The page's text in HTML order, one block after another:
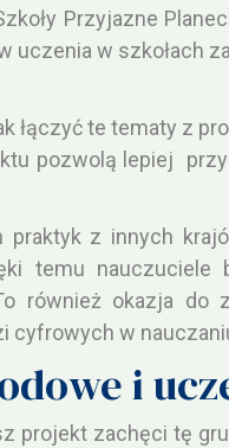
Przyjazne
uczenia w szkołach
łączyć te tematy z
pozwolą lepiej
praktyk z innych
temu
również okazja do
cyfrowych w
i
projekt zachęci tę